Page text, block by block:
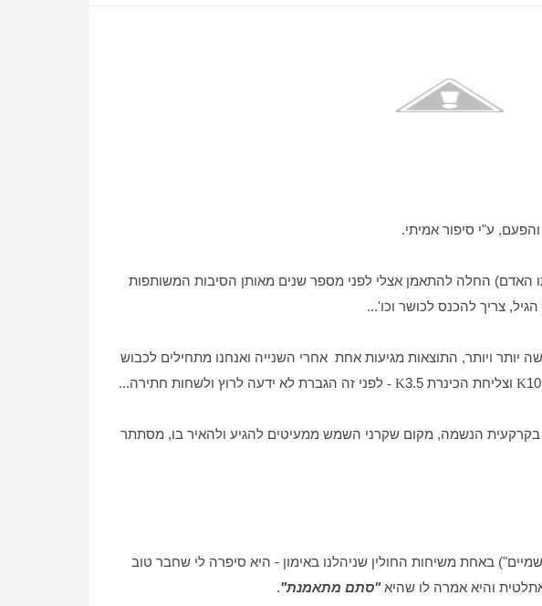
ע"י סיפור אמיתי.
האדם) החלה להתאמן אצלי לפני מספר שנים מאותן הסיבות המשותפות
יותר ויותר, התוצאות מגיעות אחת אחרי השנייה ואנחנו מתחילים לכבוש
K וצליחת הכינרת3.5
K
-לפני זה הגברת לא ידעה לרוץ ולשחות חתירה...
הנשמה, מקום שקרני השמש ממעיטים להגיע ולהאיר בו, מסתתר
באחת משיחות החולין שניהלנו באימון - היא סיפרה לי שחבר טוב
והיא אמרה לו שהיא"סתם מתאמנת".